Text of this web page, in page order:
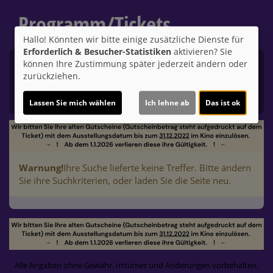
Programm/Tickets
Komplettes Programm Filter
Warnung!Ihre Suche lieferte keine Treffer. Bitte ändern
Sie ihre Suchkriterien, oder laden Sie die Seite neu.
Alle Angaben ohne Gewähr. Irrtümer und Änderungen vorbehalten.
Hallo! Könnten wir bitte einige zusätzliche Dienste für
Erforderlich & Besucher-Statistiken aktivieren? Sie
können Ihre Zustimmung später jederzeit ändern oder
zurückziehen.
Lassen Sie mich wählen Ich lehne ab Das ist ok